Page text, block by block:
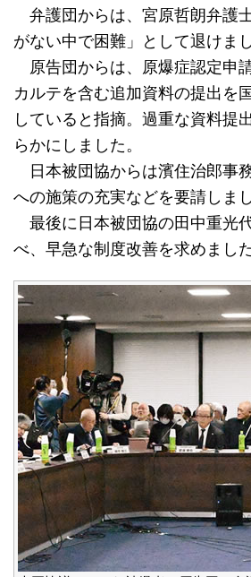
弁護団からは、宮原哲朗弁護
がない中で困難」として退けまし
原告団からは、原爆症認定申
カルテを含む追加資料の提出を
していると指摘。過重な資料提
らかにしました。
日本被団協からは濱住治郎事
への施策の充実などを要請しま
最後に日本被団協の田中重光
べ、早急な制度改善を求めました